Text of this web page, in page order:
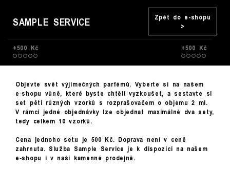
SAMPLE SERVICE
Zpět do e-shopu
>
+500 Kč +500 Kč
Objevte svět výjimečných parfémů. Vyberte si na našem
e‑shopu vůně, které byste chtěli vyzkoušet, a sestavte si
set pěti různých vzorků s rozprašovačem o objemu 2 ml.
V rámci jedné objednávky lze objednat maximálně dva sety,
tedy celkem 10 vzorků.
Cena jednoho setu je 500 Kč. Doprava není v ceně
zahrnuta. Služba Sample Service je k dispozici na našem
e‑shopu i v naší kamenné prodejně.